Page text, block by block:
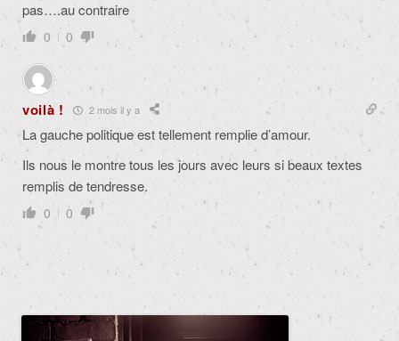
pas….au contraire
0 0
voilà ! 2 mois il y a
La gauche politique est tellement remplie d’amour.
Ils nous le montre tous les jours avec leurs si beaux textes
remplis de tendresse.
0 0